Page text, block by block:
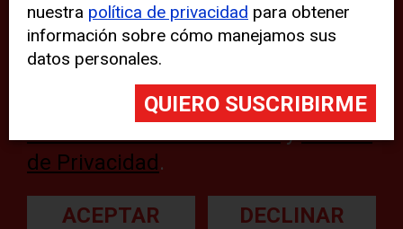
web, aunque pueden aparecer
problemas técnicos con el sitio
web. Para obtener más
información, lea nuestra
de Privacidad .
ACEPTAR DECLINAR
nuestra política de privacidad para obtener
información sobre cómo manejamos sus
datos personales.